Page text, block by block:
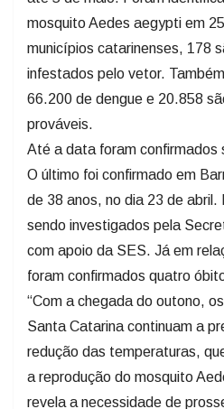
municípios catarinenses, 178
infestados pelo vetor.
66.200 de dengue e 20.858
prováveis.
Até a data foram confirmados
O último foi confirmado em
de 38 anos, no dia 23 de abril.
sendo investigados pela
com apoio da SES. Já em
foram confirmados quatro
“Com a chegada do outono,
Santa Catarina continuam a
redução das temperaturas,
a reprodução do mosquito
revela a necessidade de
preventivas para evitar um